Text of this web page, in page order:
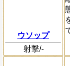
ウソップ
射撃/-